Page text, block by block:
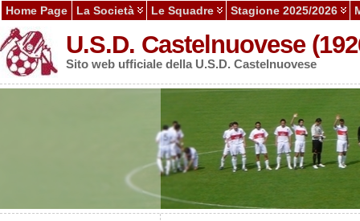
Home Page La Società Le Squadre Stagione 2025/2026
U.S.D. Castelnuovese
Sito web ufficiale della U.S.D. Castelnuovese